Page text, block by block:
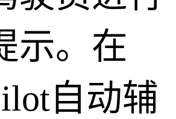
示。在
自动辅